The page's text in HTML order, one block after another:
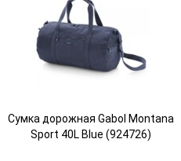
Сумка дорожная Gabol Montana
Sport 40L Blue (924726)